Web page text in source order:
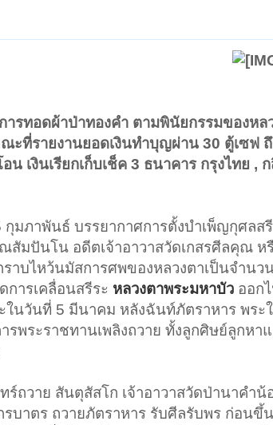
ารทอดผ้าป่าทองคำ ตามพินัยกรรมของหล
ะที่รายงานยอดเงินทำบุญผ่าน 30 ตู้เซฟ
อน เงินเรียกเก็บเช็ค 3 ธนาคาร กรุงไทย
กุมภาพันธ์ บรรยากาศการตั้งบำเพ็ญกุศลส
สัมปันโน อดีตเจ้าอาวาสวัดเกสรศีลคุณ
ราบไหว้นมัสการศพของหลวงตาเป็นจำน
การเคลื่อนสรีระ หลวงตาพระมหาบัว ออก
ในวันที่ 5 มีนาคม หลังฉันท์ภัตราหาร พร
รพระราชทานเพลิงถวาย ทั้งลูกศิษย์ลูกห
ร์ถวาย สันตุสัสโก เจ้าอาวาสวัดป่านาคำ
บาตร ถวายภัตราหาร รับศีลรับพร ก่อนขึ้